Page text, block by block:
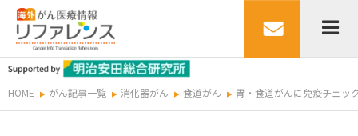
HOME がん記事一覧 消化器がん 食道がん 胃・食道がんに免疫チェッ